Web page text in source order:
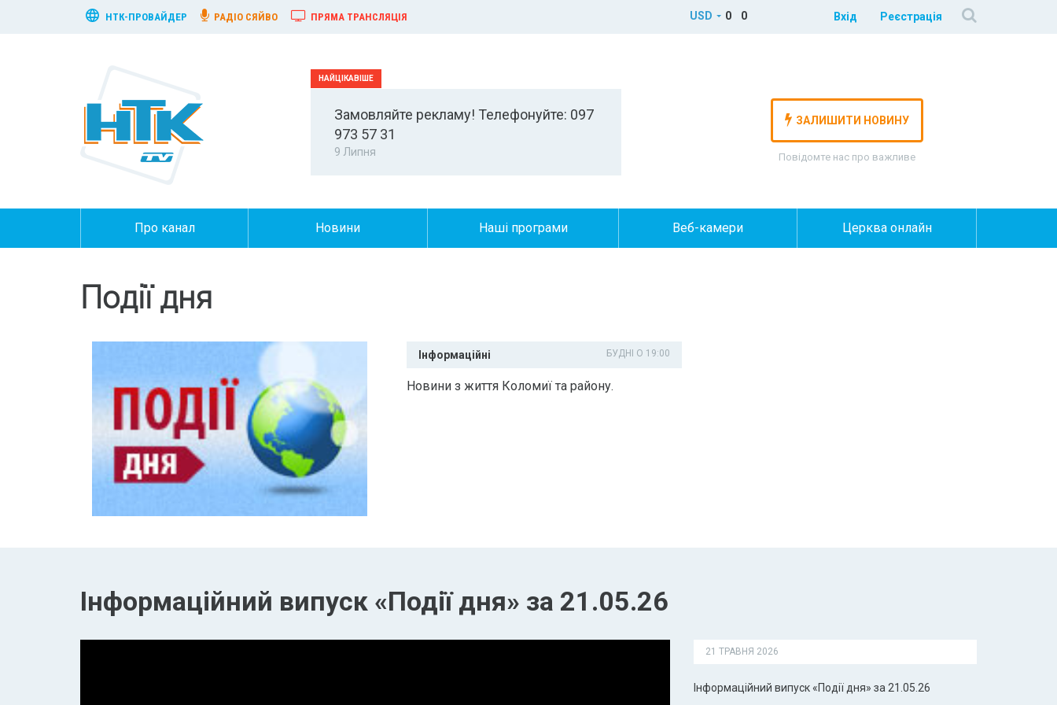
НТК-ПРОВАЙДЕР РАДІО СЯЙВО ПРЯМА ТРАНСЛЯЦІЯ USD 0 0 Вхід Реєстрація
Замовляйте рекламу! Телефонуйте: 097
973 57 31
9 Липня
ЗАЛИШИТИ НОВИНУ
Повідомте нас про важливе
Про канал Новини Наші програми Веб-камери Церква онлайн
Події дня
Інформаційні БУДНІ О 19:00
Новини з життя Коломиї та району.
Інформаційний випуск «Події дня» за 21.05.26
21 ТРАВНЯ 2026
Інформаційний випуск «Події дня» за 21.05.26